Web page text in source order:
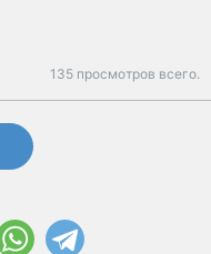
135 просмотров всего.